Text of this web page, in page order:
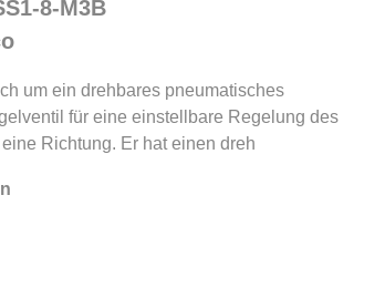
8-M3B
um ein drehbares pneumatisches
für eine einstellbare Regelung des
eine Richtung. Er hat einen dreh